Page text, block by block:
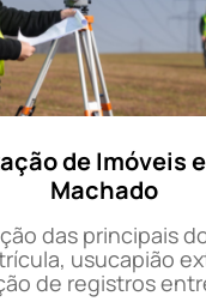
de Imóveis
Machado
das principais
usucapião
de registros